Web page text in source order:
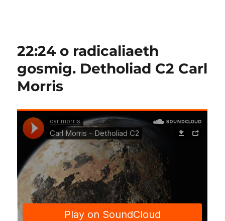
22:24 o radicaliaeth
gosmig. Detholiad C2 Carl
Morris